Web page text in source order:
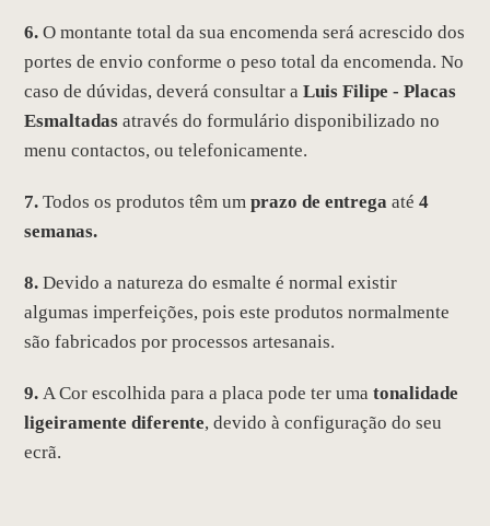
6.O montante total da sua encomenda será acrescido dos
portes de envio conforme o peso total da encomenda. No
caso de dúvidas, deverá consultar aLuis Filipe - Placas
Esmaltadasatravés do formulário disponibilizado no
menu contactos, ou telefonicamente.
7. Todos os produtos têm um prazo de entrega até4
semanas.
8.Devido a natureza do esmalte é normal existir
algumas imperfeições, pois este produtos normalmente
são fabricados por processos artesanais.
9.A Cor escolhida para a placa pode ter uma tonalidade
ligeiramente diferente, devido à configuração do seu
ecrã.